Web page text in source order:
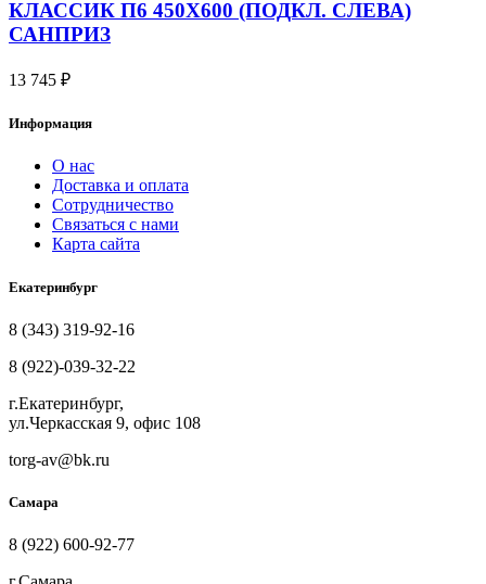
КЛАССИК П6 450X600 (ПОДКЛ. СЛЕВА)
САНПРИЗ
13 745 ₽
Информация
О нас
Доставка и оплата
Сотрудничество
Связаться с нами
Карта сайта
Екатеринбург
8 (343) 319-92-16
8 (922)-039-32-22
г.Екатеринбург,
ул.Черкасская 9, офис 108
torg-av@bk.ru
Самара
8 (922) 600-92-77